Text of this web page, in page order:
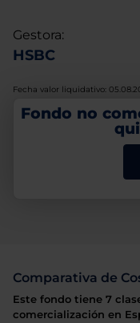
Gestora:
HSBC
Fecha valor liquidativo:
Fondo no
Comparativa de
Este fondo tiene 7
comercialización en